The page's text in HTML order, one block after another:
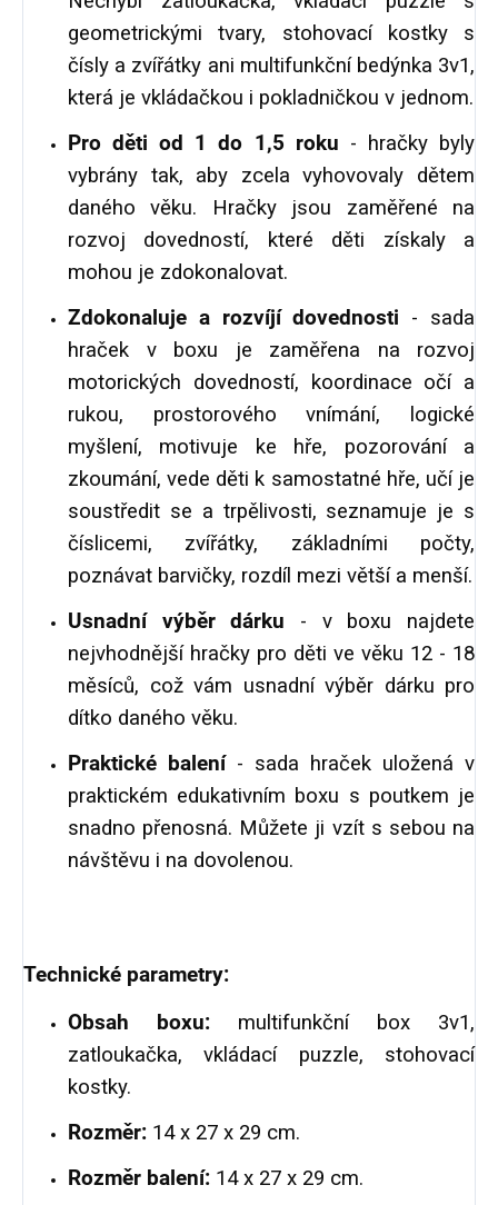
geometrickými tvary, stohovací kostky s
čísly a zvířátky ani multifunkční bedýnka 3v1,
která je vkládačkou i pokladničkou v jednom.
Pro děti od 1 do 1,5 roku - hračky byly
vybrány tak, aby zcela vyhovovaly dětem
daného věku. Hračky jsou zaměřené na
rozvoj dovedností, které děti získaly a
mohou je zdokonalovat.
Zdokonaluje a rozvíjí dovednosti - sada
hraček v boxu je zaměřena na rozvoj
motorických dovedností, koordinace očí a
rukou, prostorového vnímání, logické
myšlení, motivuje ke hře, pozorování a
zkoumání, vede děti k samostatné hře, učí je
soustředit se a trpělivosti, seznamuje je s
číslicemi, zvířátky, základními počty,
poznávat barvičky, rozdíl mezi větší a menší.
Usnadní výběr dárku - v boxu najdete
nejvhodnější hračky pro děti ve věku 12 - 18
měsíců, což vám usnadní výběr dárku pro
dítko daného věku.
Praktické balení- sada hraček uložená v
praktickém edukativním boxu s poutkem je
snadno přenosná. Můžete ji vzít s sebou na
návštěvu i na dovolenou.
Technické parametry:
Obsah boxu: multifunkční box 3v1,
zatloukačka, vkládací puzzle, stohovací
kostky.
Rozměr: 14 x 27 x 29 cm.
Rozměr balení: 14 x 27 x 29 cm.